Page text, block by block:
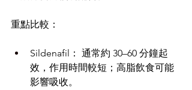
重點比較：
Sildenafil： 通常約 30–60 分鐘起
效，作用時間較短；高脂飲食可能
影響吸收。